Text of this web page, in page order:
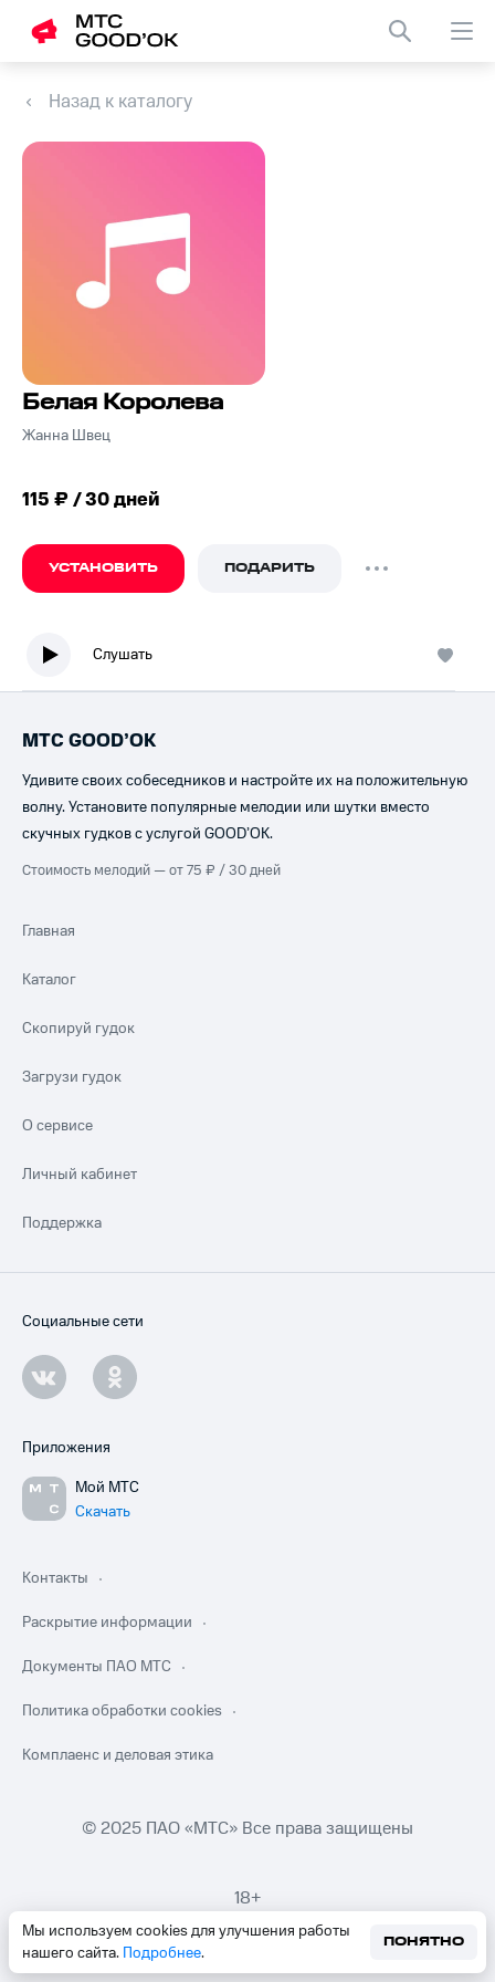
Назад к каталогу
Белая Королева
Жанна Швец
115 ₽ / 30 дней
УСТАНОВИТЬ ПОДАРИТЬ
Слушать
Мы используем cookies для улучшения работы
нашего сайта. Подробнее.
ПОНЯТНО
МТС GOOD’OK
Удивите своих собеседников и настройте их на положительную
волну. Установите популярные мелодии или шутки вместо
скучных гудков с услугой GOOD’OK.
Стоимость мелодий — от 75 ₽ / 30 дней
Главная
Каталог
Скопируй гудок
Загрузи гудок
О сервисе
Личный кабинет
Поддержка
Социальные сети
Приложения
Мой МТС
Скачать
Контакты
Раскрытие информации
Документы ПАО МТС
Политика обработки cookies
Комплаенс и деловая этика
© 2025 ПАО «МТС» Все права защищены
18+